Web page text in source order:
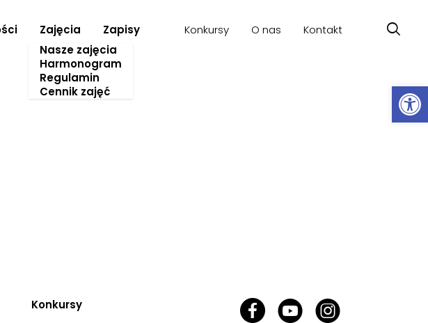
Zajęcia
Nasze zajęcia
Harmonogram
Regulamin
Cennik zajęć
Zapisy Konkursy O nas Kontakt
Konkursy